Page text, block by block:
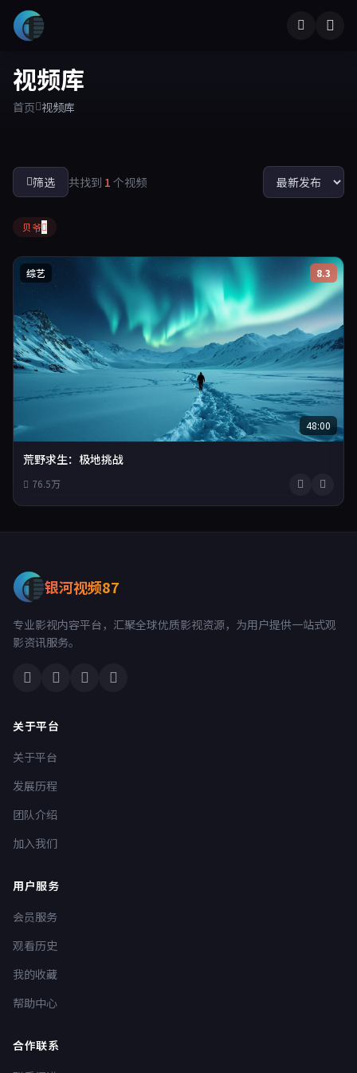
视频库
首页 视频库
筛选 共找到 1 个视频
贝爷
综艺
48:00
8.3
荒野求生：极地挑战
76.5万
银河视频87
专业影视内容平台，汇聚全球优质影视资源，为用户提供一站式观
影资讯服务。
关于平台
关于平台
发展历程
团队介绍
加入我们
用户服务
会员服务
观看历史
我的收藏
帮助中心
合作联系